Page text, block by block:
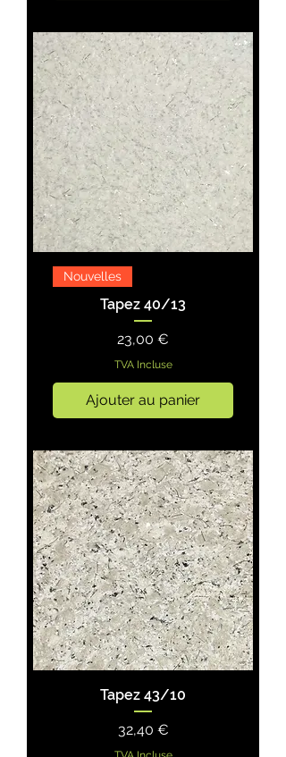
Nouvelles
Tapez 40/13
Prix
23,00 €
TVA Incluse
Ajouter au panier
Tapez 43/10
Prix
32,40 €